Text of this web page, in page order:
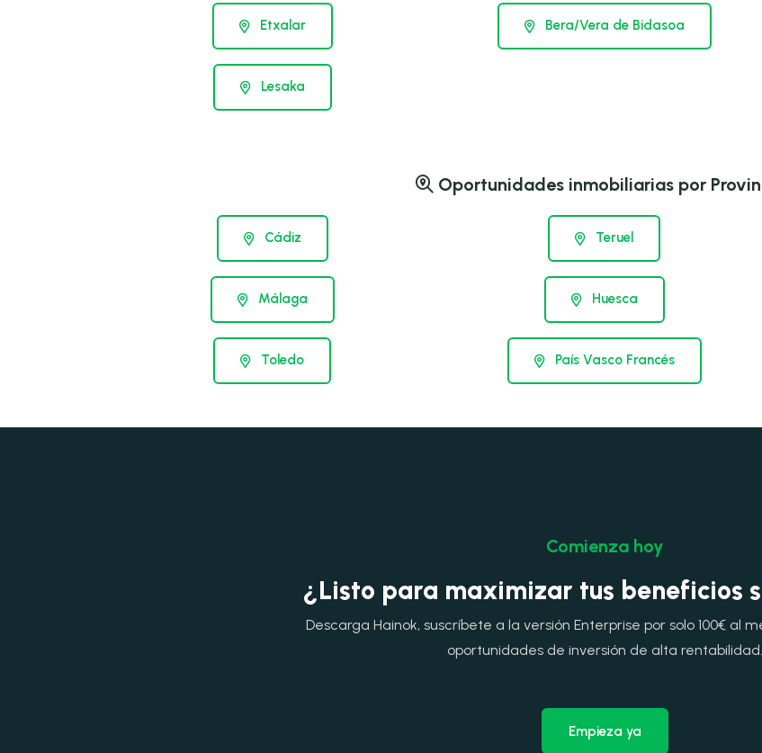
Etxalar Bera/Vera de Bidasoa
Lesaka
Oportunidades inmobiliarias por
Cádiz Teruel
Málaga Huesca
Toledo País Vasco Francés
Comienza hoy
¿Listo para maximizar tus beneficios
Descarga Hainok, suscríbete a la versión Enterprise por solo 100€ al
oportunidades de inversión de alta rentabilidad.
Empieza ya